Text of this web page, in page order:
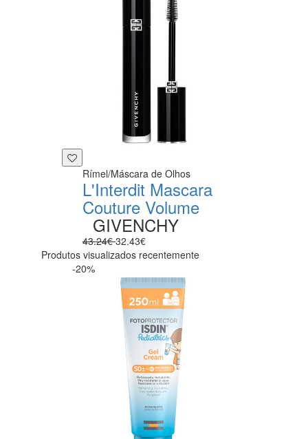
Rímel/Máscara de Olhos
L'Interdit Mascara
Couture Volume
GIVENCHY
43.24€32.43€
Produtos visualizados recentemente
-20%